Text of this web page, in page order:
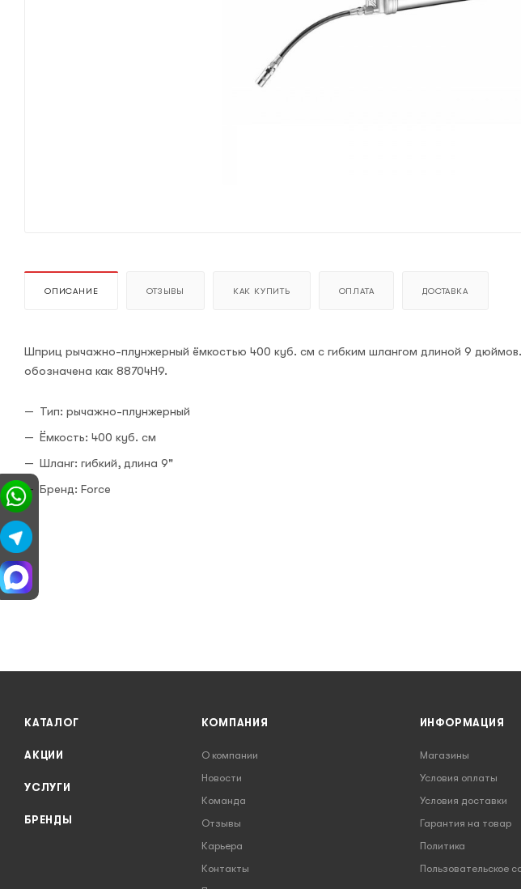
ОПИСАНИЕ ОТЗЫВЫ КАК КУПИТЬ ОПЛАТА ДОСТАВКА
Шприц рычажно-плунжерный ёмкостью 400 куб. см с гибким шлангом длиной 9
обозначена как 88704H9.
Тип: рычажно-плунжерный
Ёмкость: 400 куб. см
Шланг: гибкий, длина 9"
Бренд: Force
КАТАЛОГ
АКЦИИ
УСЛУГИ
БРЕНДЫ
КОМПАНИЯ
О компании
Новости
Команда
Отзывы
Карьера
Контакты
ИНФОРМАЦИЯ
Магазины
Условия оплаты
Условия доставки
Гарантия на товар
Политика
Пользовательское